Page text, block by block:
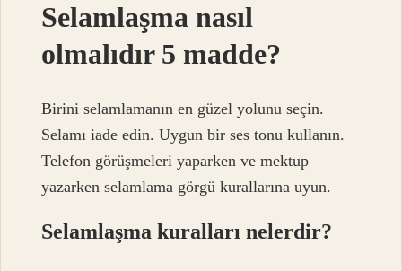
Selamlaşma nasıl
olmalıdır 5 madde?
Birini selamlamanın en güzel yolunu seçin.
Selamı iade edin. Uygun bir ses tonu kullanın.
Telefon görüşmeleri yaparken ve mektup
yazarken selamlama görgü kurallarına uyun.
Selamlaşma kuralları nelerdir?